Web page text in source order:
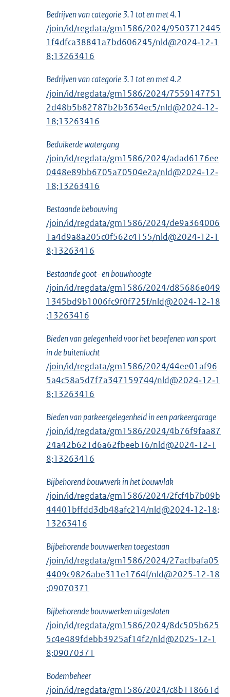
Bedrijven van categorie 3.1 tot en met 4.1
/join/id/regdata/gm1586/2024/9503712445
1f4dfca38841a7bd606245/nld@2024‑12‑1
8;13263416
Bedrijven van categorie 3.1 tot en met 4.2
/join/id/regdata/gm1586/2024/7559147751
2d48b5b82787b2b3634ec5/nld@2024‑12‑
18;13263416
Beduikerde watergang
/join/id/regdata/gm1586/2024/adad6176ee
0448e89bb6705a70504e2a/nld@2024‑12‑
18;13263416
Bestaande bebouwing
/join/id/regdata/gm1586/2024/de9a364006
1a4d9a8a205c0f562c4155/nld@2024‑12‑1
8;13263416
Bestaande goot- en bouwhoogte
/join/id/regdata/gm1586/2024/d85686e049
1345bd9b1006fc9f0f725f/nld@2024‑12‑18
;13263416
Bieden van gelegenheid voor het beoefenen van sport
in de buitenlucht
/join/id/regdata/gm1586/2024/44ee01af96
5a4c58a5d7f7a347159744/nld@2024‑12‑1
8;13263416
Bieden van parkeergelegenheid in een parkeergarage
/join/id/regdata/gm1586/2024/4b76f9faa87
24a42b621d6a62fbeeb16/nld@2024‑12‑1
8;13263416
Bijbehorend bouwwerk in het bouwvlak
/join/id/regdata/gm1586/2024/2fcf4b7b09b
44401bffdd3db48afc214/nld@2024‑12‑18;
13263416
Bijbehorende bouwwerken toegestaan
/join/id/regdata/gm1586/2024/27acfbafa05
4409c9826abe311e1764f/nld@2025‑12‑18
;09070371
Bijbehorende bouwwerken uitgesloten
/join/id/regdata/gm1586/2024/8dc505b625
5c4e489fdebb3925af14f2/nld@2025‑12‑1
8;09070371
Bodembeheer
/join/id/regdata/gm1586/2024/c8b118661d